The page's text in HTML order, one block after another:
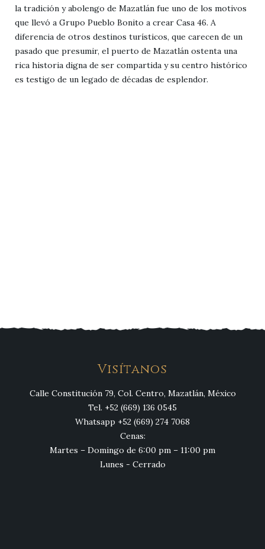
la tradición y abolengo de Mazatlán fue uno de los motivos
que llevó a Grupo Pueblo Bonito a crear Casa 46. A
diferencia de otros destinos turísticos, que carecen de un
pasado que presumir, el puerto de Mazatlán ostenta una
rica historia digna de ser compartida y su centro histórico
es testigo de un legado de décadas de esplendor.
Visítanos
Calle Constitución 79, Col. Centro, Mazatlán, México
Tel. +52 (669) 136 0545
Whatsapp +52 (669) 274 7068
Cenas:
Martes – Domingo de 6:00 pm – 11:00 pm
Lunes - Cerrado